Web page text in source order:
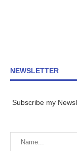
NEWSLETTER
Subscribe my